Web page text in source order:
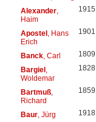
Alexander,
Haim
1915
Apostel, Hans
Erich
1901
Banck, Carl 1809
Bargiel,
Woldemar
1828
Bartmuß,
Richard
1859
Baur, Jürg 1918